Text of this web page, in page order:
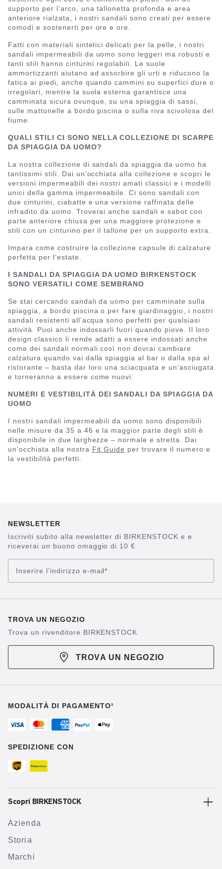
supporto per l’arco, una tallonetta profonda e area
anteriore rialzata, i nostri sandali sono creati per essere
comodi e sostenerti per ore e ore.
Fatti con materiali sintetici delicati per la pelle, i nostri
sandali impermeabili da uomo sono leggeri ma robusti e
tanti stili hanno cinturini regolabili. Le suole
ammortizzanti aiutano ad assorbire gli urti e riducono la
fatica ai piedi, anche quando cammini su superfici dure o
irregolari, mentre la suola esterna garantisce una
camminata sicura ovunque, su una spiaggia di sassi,
sulle mattonelle a bordo piscina o sulla riva scivolosa del
fiume.
QUALI STILI CI SONO NELLA COLLEZIONE DI SCARPE
DA SPIAGGIA DA UOMO?
La nostra collezione di sandali da spiaggia da uomo ha
tantissimi stili. Dai un’occhiata alla collezione e scopri le
versioni impermeabili dei nostri amati classici e i modelli
unici della gamma impermeabile. Ci sono sandali con
due cinturini, ciabatte e una versione raffinata delle
infradito da uomo. Troverai anche sandali e sabot con
parte anteriore chiusa per una maggiore protezione e
stili con un cinturino per il tallone per un supporto extra.
Impara come costruire la collezione capsule di calzature
perfetta per l’estate.
I SANDALI DA SPIAGGIA DA UOMO BIRKENSTOCK
SONO VERSATILI COME SEMBRANO
Se stai cercando sandali da uomo per camminate sulla
spiaggia, a bordo piscina o per fare giardinaggio, i nostri
sandali resistenti all’acqua sono perfetti per qualsiasi
attività. Puoi anche indossarli fuori quando piove. Il loro
design classico li rende adatti a essere indossati anche
come dei sandali normali così non dovrai cambiare
calzatura quando vai dalla spiaggia al bar o dalla spa al
ristorante – basta dar loro una sciacquata e un’asciugata
e torneranno a essere come nuovi.
NUMERI E VESTIBILITÀ DEI SANDALI DA SPIAGGIA DA
UOMO
I nostri sandali impermeabili da uomo sono disponibili
nelle misure da 35 a 46 e la maggior parte degli stili è
disponibile in due larghezze – normale e stretta. Dai
un’occhiata alla nostra Fit Guide per trovare il numero e
la vestibilità perfetti.
NEWSLETTER
Iscriviti subito alla newsletter di BIRKENSTOCK e e
riceverai un buono omaggio di 10 €
Inserire l’indirizzo e-mail*
TROVA UN NEGOZIO
Trova un rivenditore BIRKENSTOCK
TROVA UN NEGOZIO
MODALITÀ DI PAGAMENTO¹
SPEDIZIONE CON
Scopri BIRKENSTOCK
Azienda
Storia
Marchi